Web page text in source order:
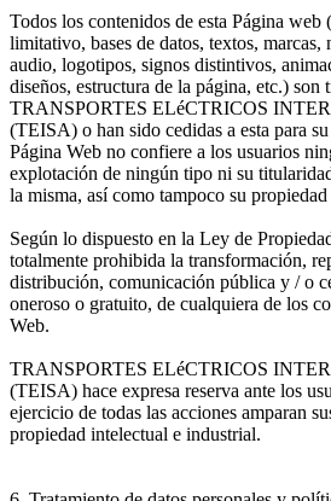
Todos los contenidos de esta Página
limitativo, bases de datos, textos, marcas,
audio, logotipos, signos distintivos,
diseños, estructura de la página, etc.) son
TRANSPORTES ELéCTRICOS
(TEISA) o han sido cedidas a esta para
Página Web no confiere a los usuarios
explotación de ningún tipo ni su
la misma, así como tampoco su
Según lo dispuesto en la Ley de
totalmente prohibida la transformación,
distribución, comunicación pública y / o
oneroso o gratuito, de cualquiera de los
Web.
TRANSPORTES ELéCTRICOS
(TEISA) hace expresa reserva ante los
ejercicio de todas las acciones amparan
propiedad intelectual e industrial.